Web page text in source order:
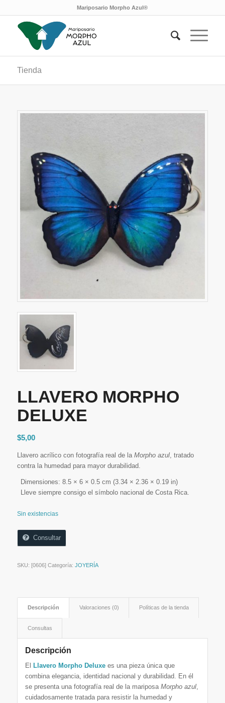
Mariposario Morpho Azul®
Tienda
LLAVERO MORPHO
DELUXE
$5,00
Llavero acrílico con fotografía real de la Morpho azul, tratado
contra la humedad para mayor durabilidad.
Dimensiones: 8.5 × 6 × 0.5 cm (3.34 × 2.36 × 0.19 in)
Lleve siempre consigo el símbolo nacional de Costa Rica.
Sin existencias
Consultar
SKU: [0606] Categoría: JOYERÍA
Descripción Valoraciones (0) Políticas de la tienda
Consultas
Descripción
El Llavero Morpho Deluxees una pieza única que
combina elegancia, identidad nacional y durabilidad. En él
se presenta una fotografía real de la mariposa Morpho azul,
cuidadosamente tratada para resistir la humedad y